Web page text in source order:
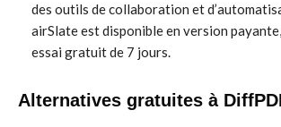
des outils de collaboration et
airSlate est disponible en version
essai gratuit de 7 jours.
Alternatives gratuites à